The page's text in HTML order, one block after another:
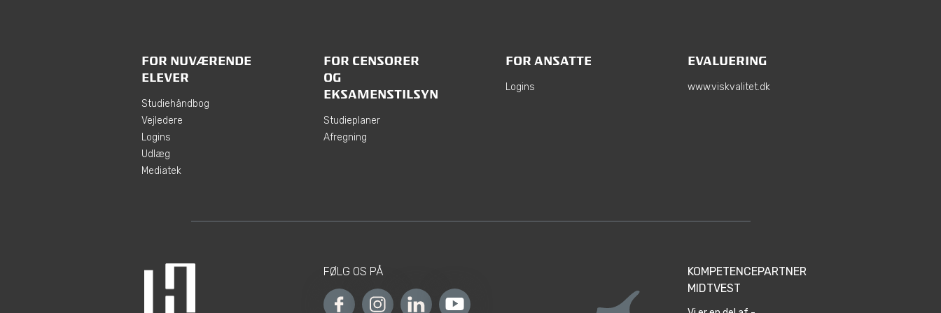
FOR NUVÆRENDE
ELEVER
Studiehåndbog
Vejledere
Logins
Udlæg
Mediatek
FOR CENSORER
OG
EKSAMENSTILSYN
Studieplaner
Afregning
FOR ANSATTE
Logins
EVALUERING
www.viskvalitet.dk
FØLG OS PÅ
KOMPETENCEPARTNER
MIDTVEST